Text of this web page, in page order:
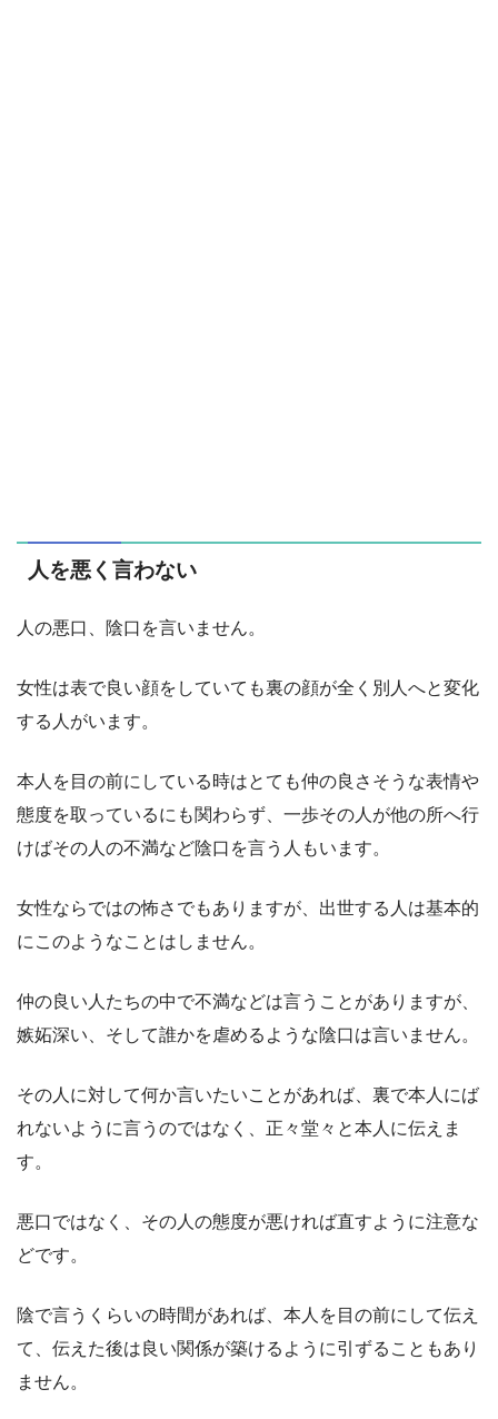
人を悪く言わない
人の悪口、陰口を言いません。
女性は表で良い顔をしていても裏の顔が全く別人へと変化
する人がいます。
本人を目の前にしている時はとても仲の良さそうな表情や
態度を取っているにも関わらず、一歩その人が他の所へ行
けばその人の不満など陰口を言う人もいます。
女性ならではの怖さでもありますが、出世する人は基本的
にこのようなことはしません。
仲の良い人たちの中で不満などは言うことがありますが、
嫉妬深い、そして誰かを虐めるような陰口は言いません。
その人に対して何か言いたいことがあれば、裏で本人にば
れないように言うのではなく、正々堂々と本人に伝えま
す。
悪口ではなく、その人の態度が悪ければ直すように注意な
どです。
陰で言うくらいの時間があれば、本人を目の前にして伝え
て、伝えた後は良い関係が築けるように引ずることもあり
ません。